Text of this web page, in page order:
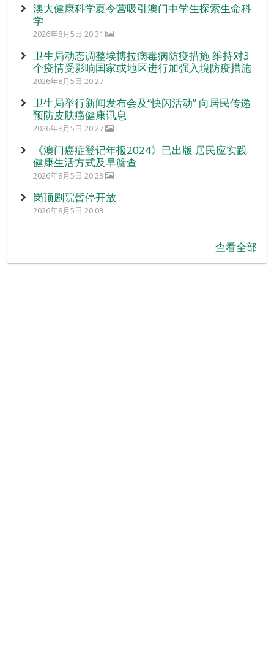
澳大健康科学夏令营吸引澳门中学生探索生命科
学
2026年8月5日 20:31
卫生局动态调整埃博拉病毒病防疫措施 维持对3
个疫情受影响国家或地区进行加强入境防疫措施
2026年8月5日 20:27
卫生局举行新闻发布会及“快闪活动” 向居民传递
预防皮肤癌健康讯息
2026年8月5日 20:27
《澳门癌症登记年报2024》已出版 居民应实践
健康生活方式及早筛查
2026年8月5日 20:23
岗顶剧院暂停开放
2026年8月5日 20:03
查看全部